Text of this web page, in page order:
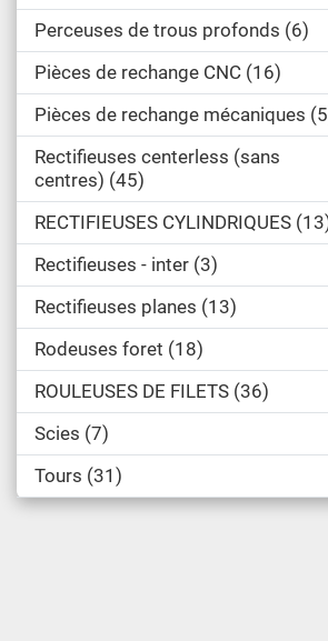
Perceuses de trous profonds 6
Pièces de rechange CNC 16
Pièces de rechange mécaniques 5
Rectifieuses centerless (sans
centres) 45
RECTIFIEUSES CYLINDRIQUES 13
Rectifieuses - inter 3
Rectifieuses planes 13
Rodeuses foret 18
ROULEUSES DE FILETS 36
Scies 7
Tours 31